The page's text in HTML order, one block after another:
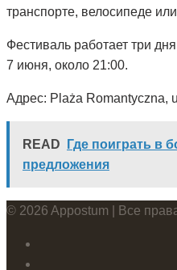
транспорте, велосипеде
Фестиваль работает три
7 июня, около 21:00.
Адрес: Plaża Romantyczna,
READ
Где поиграть в
предложения
© 2026 Appostum | Все